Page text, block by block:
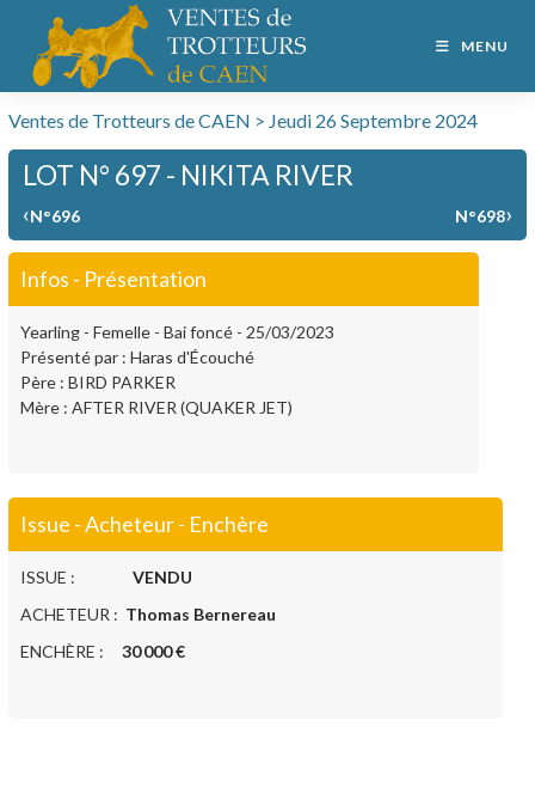
MENU
Ventes de Trotteurs de CAEN > Jeudi 26 Septembre 2024
LOT N° 697 - NIKITA RIVER
‹N°696 N°698›
Infos - Présentation
Yearling - Femelle - Bai foncé - 25/03/2023
Présenté par : Haras d'Écouché
Père : BIRD PARKER
Mère : AFTER RIVER (QUAKER JET)
Issue - Acheteur - Enchère
ISSUE : VENDU
ACHETEUR : Thomas Bernereau
ENCHÈRE : 30 000 €